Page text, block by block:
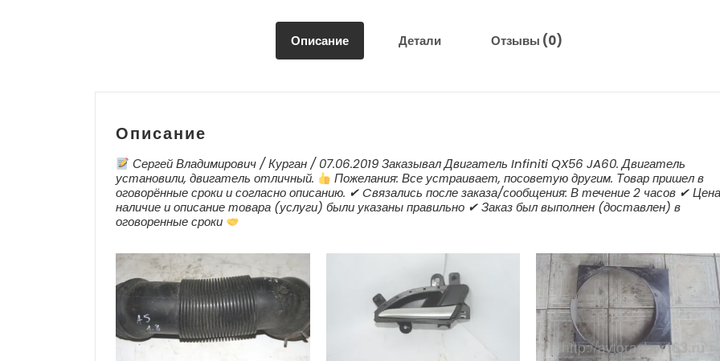
Описание Детали Отзывы (0)
Описание
Сергей Владимирович / Курган / 07.06.2019 Заказывал Двигатель Infiniti QX56 JA60. Двигатель
установили, двигатель отличный.
Пожелания: Все устраивает, посоветую другим. Товар пришел в
оговорённые сроки и согласно описанию. ✔ Cвязались после заказа/сообщения: В течение 2 часов ✔
наличие и описание товара (услуги) были указаны правильно ✔ Заказ был выполнен (доставлен) в
оговоренные сроки